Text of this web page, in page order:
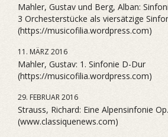
Mahler, Gustav und Berg, Alban:
3 Orchesterstücke als viersätzige
(https://musicofilia.wordpress.com)
11. MÄRZ 2016
Mahler, Gustav: 1. Sinfonie D-Dur
(https://musicofilia.wordpress.com)
29. FEBRUAR 2016
Strauss, Richard: Eine Alpensinfonie
(www.classiquenews.com)